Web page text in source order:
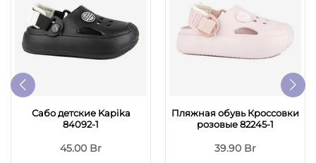
Сабо детские Kapika
84092-1
45.00 Br
Пляжная обувь Кроссовки
розовые 82245-1
39.90 Br